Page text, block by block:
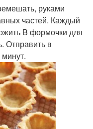
руками
частей. Каждый
B формочки для
Отправить в